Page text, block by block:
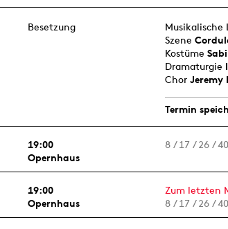
Besetzung Musikalische
Szene
Kostüme
Dramaturgie
Chor Jeremy
Termin
19:00
Opernhaus
8 / 17 / 26 /
19:00
Opernhaus
Zum letzten
8 / 17 / 26 /